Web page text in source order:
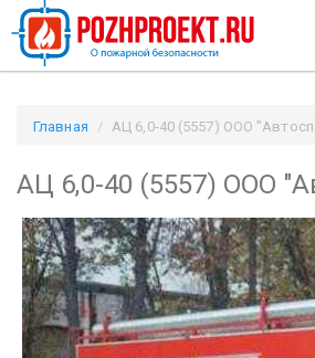
Главная АЦ 6,0-40 (5557) ООО
АЦ 6,0-40 (5557) ООО